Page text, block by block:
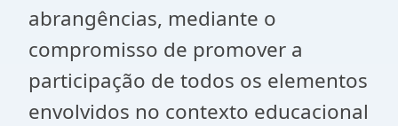
abrangências, mediante o
compromisso de promover a
participação de todos os elementos
envolvidos no contexto educacional